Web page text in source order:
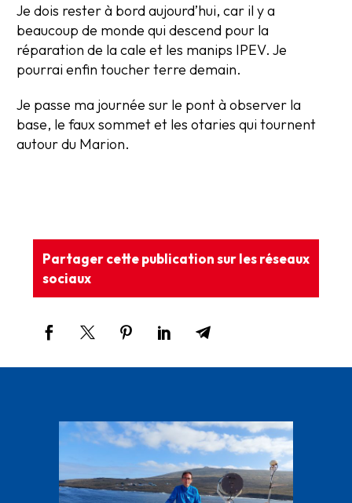
Je dois rester à bord aujourd’hui, car il y a
beaucoup de monde qui descend pour la
réparation de la cale et les manips IPEV. Je
pourrai enfin toucher terre demain.
Je passe ma journée sur le pont à observer la
base, le faux sommet et les otaries qui tournent
autour du Marion.
Partager cette publication sur les réseaux
sociaux